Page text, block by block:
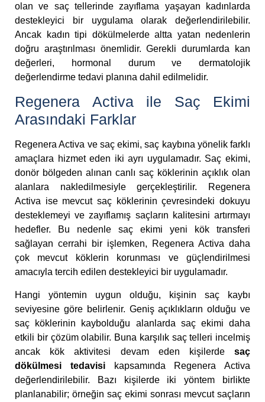
olan ve saç tellerinde zayıflama yaşayan kadınlarda
destekleyici bir uygulama olarak değerlendirilebilir.
Ancak kadın tipi dökülmelerde altta yatan nedenlerin
doğru araştırılması önemlidir. Gerekli durumlarda kan
değerleri, hormonal durum ve dermatolojik
değerlendirme tedavi planına dahil edilmelidir.
Regenera Activa ile Saç Ekimi
Arasındaki Farklar
Regenera Activa ve saç ekimi, saç kaybına yönelik farklı
amaçlara hizmet eden iki ayrı uygulamadır. Saç ekimi,
donör bölgeden alınan canlı saç köklerinin açıklık olan
alanlara nakledilmesiyle gerçekleştirilir. Regenera
Activa ise mevcut saç köklerinin çevresindeki dokuyu
desteklemeyi ve zayıflamış saçların kalitesini artırmayı
hedefler. Bu nedenle saç ekimi yeni kök transferi
sağlayan cerrahi bir işlemken, Regenera Activa daha
çok mevcut köklerin korunması ve güçlendirilmesi
amacıyla tercih edilen destekleyici bir uygulamadır.
Hangi yöntemin uygun olduğu, kişinin saç kaybı
seviyesine göre belirlenir. Geniş açıklıkların olduğu ve
saç köklerinin kaybolduğu alanlarda saç ekimi daha
etkili bir çözüm olabilir. Buna karşılık saç telleri incelmiş
ancak kök aktivitesi devam eden kişilerde saç
dökülmesi tedavisikapsamında Regenera Activa
değerlendirilebilir. Bazı kişilerde iki yöntem birlikte
planlanabilir; örneğin saç ekimi sonrası mevcut saçların